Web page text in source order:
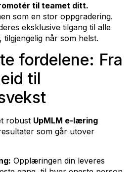
til teamet ditt.
som en stor oppgradering.
eksklusive tilgang til alle
tilgjengelig når som helst.
fordelene: Fra
til
robust UpMLM e-læring
som går utover
Opplæringen din leveres